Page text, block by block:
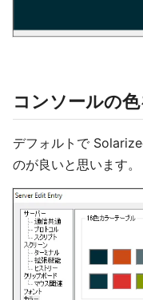
コンソールの
デフォルトで
のが良いと思います。